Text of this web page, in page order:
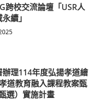
跨校交流論壇「USR人
續」
理114年度弘揚孝道繪
道教育融入課程教案甄
選）實施計畫